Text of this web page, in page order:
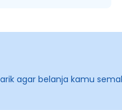
agar belanja kamu